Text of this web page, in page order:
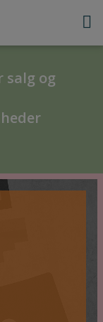
salg og